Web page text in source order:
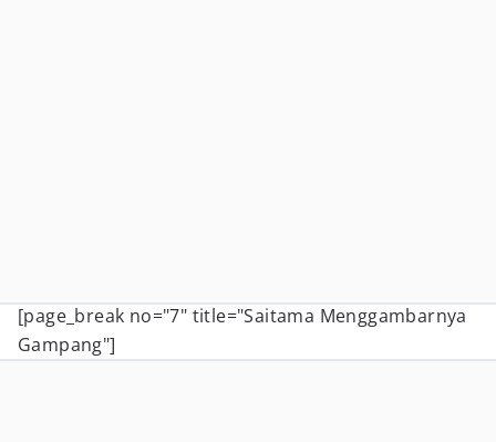
[page_break no="7" title="Saitama Menggambarnya
Gampang"]